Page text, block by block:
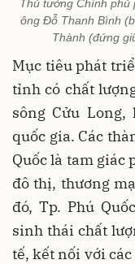
Thủ tướng Chính phủ
ông Đỗ Thanh Bình
Thành (đứng
Mục tiêu phát
tỉnh có chất
sông Cửu
quốc gia. Các
Quốc là tam
đô thị, thương
đó, Tp. Phú
sinh thái chất
tế, kết nối với